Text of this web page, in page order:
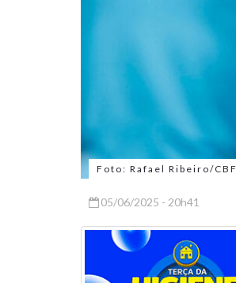
Foto: Rafael Ribeiro/CBF
05/06/2025 - 20h41